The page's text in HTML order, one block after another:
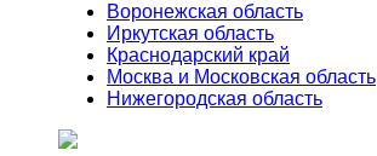
Воронежская область
Иркутская область
Краснодарский край
Москва и Московская область
Нижегородская область